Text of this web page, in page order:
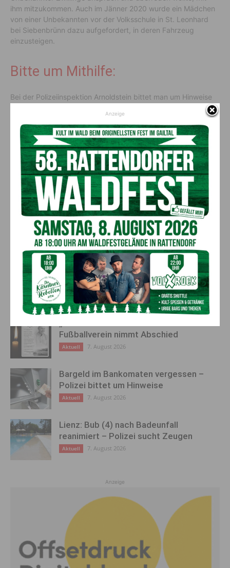
ihm mitzukommen. Auch im Jänner 2020 wurde ein Mädchen
von einer Unbekannten vor der Volksschule in St. Leonhard
bei Siebenbrünn dazu aufgefordert, in deren Fahrzeug
einzusteigen.
Bitte um Mithilfe:
Bei der Polizeiinspektion Arnoldstein bittet man um Hinweise
Zweckdienliche Hinweise an die Nummer:059 1332 250100
QUELLE 5min.at
Vorheriger Artikel
Umspannwerk Lienz wird
zukunftsfit: APG investiert 30
Millionen Euro für sichere
Stromversorgung in Osttirol
Nächster Artikel
Wald Kinderzimmer
AKTUELLES
Fußballverein nimmt Abschied
Aktuell 7. August 2026
Bargeld im Bankomaten vergessen –
Polizei bittet um Hinweise
Aktuell 7. August 2026
Lienz: Bub (4) nach Badeunfall
reanimiert – Polizei sucht Zeugen
Aktuell 7. August 2026
Anzeige
Anzeige